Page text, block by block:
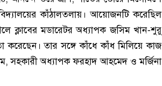
কাঁঠালতলায়। আয়োজনটি করেছিল
ক্লাবের মডারেটর অধ্যাপক জসিম খান-শুরু
করেছেন। তার সঙ্গে কাঁধে কাঁধ মিলিয়ে কাজ
সহকারী অধ্যাপক ফরহাদ আহমেদ ও মর্জিনা